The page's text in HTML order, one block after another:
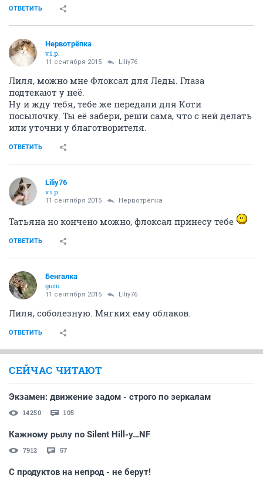
ОТВЕТИТЬ
Нервотрёпка
v.i.p.
11 сентября 2015 Liliy76
Лиля, можно мне Флоксал для Леды. Глаза
подтекают у неё.
Ну и жду тебя, тебе же передали для Коти
посылочку. Ты её забери, реши сама, что с ней делать
или уточни у благотворителя.
ОТВЕТИТЬ
Liliy76
v.i.p.
11 сентября 2015 Нервотрёпка
Татьяна но кончено можно, флоксал принесу тебе
ОТВЕТИТЬ
Бенгалка
guru
11 сентября 2015 Liliy76
Лиля, соболезную. Мягких ему облаков.
ОТВЕТИТЬ
СЕЙЧАС ЧИТАЮТ
Экзамен: движение задом - строго по зеркалам
14250 105
Кажному рылу по Silent Hill-у…NF
7912 57
С продуктов на непрод - не берут!